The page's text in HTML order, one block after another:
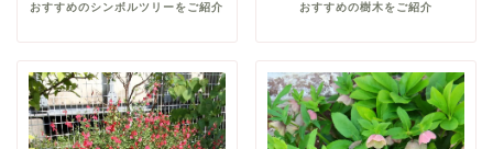
おすすめのシンボルツリーをご紹介 おすすめの樹木をご紹介